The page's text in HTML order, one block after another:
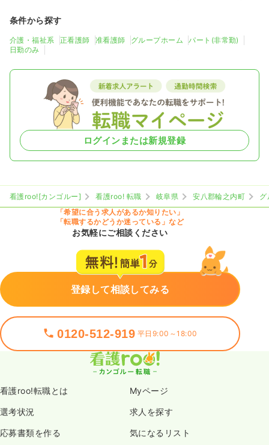
条件から探す
介護・福祉系 正看護師 准看護師 グループホーム
パート(非常勤)
日勤のみ
ログインまたは新規登録
看護roo![カンゴルー] 看護roo! 転職 岐阜県 安八郡輪之内町
グ
「希望に合う求人があるか知りたい」
「転職するかどうか迷っている」など
お気軽にご相談ください
登録して相談してみる
0120-512-919 平日9:00～18:00
看護roo!転職とは Myページ
選考状況 求人を探す
応募書類を作る 気になるリスト